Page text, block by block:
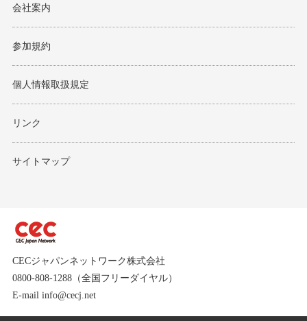
会社案内
参加規約
個人情報取扱規定
リンク
サイトマップ
CECジャパンネットワーク株式会社
0800-808-1288（全国フリーダイヤル）
E-mail info@cecj.net